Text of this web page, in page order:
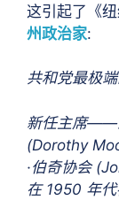
这引起了《
州政治家:
共和党最极
新任主席——
(Dorothy
·伯奇协会
在 1950 年